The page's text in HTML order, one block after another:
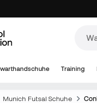
Training
Munich Futsal Schuhe